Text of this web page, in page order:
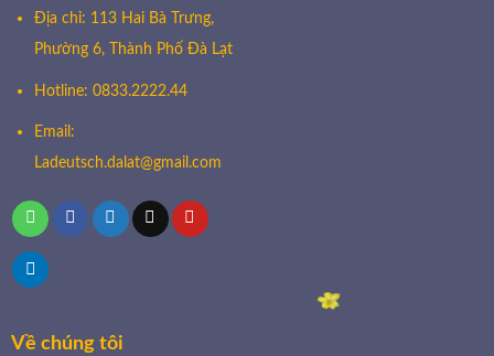
Địa chỉ: 113 Hai Bà Trưng,
Phường 6, Thành Phố Đà Lạt
Hotline: 0833.2222.44
Email:
Ladeutsch.dalat@gmail.com
Về chúng tôi